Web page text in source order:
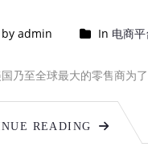
by admin In 电商平
乃至全球最大的零售商为
READING